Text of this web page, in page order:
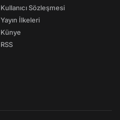
Kullanıcı Sözleşmesi
Yayın İlkeleri
Künye
RSS